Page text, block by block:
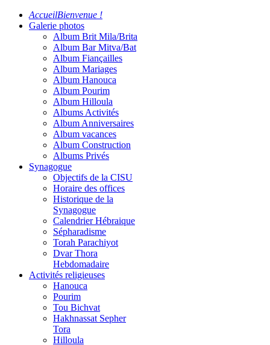
AccueilBienvenue !
Galerie photos
Album Brit Mila/Brita
Album Bar Mitva/Bat
Album Fiançailles
Album Mariages
Album Hanouca
Album Pourim
Album Hilloula
Albums Activités
Album Anniversaires
Album vacances
Album Construction
Albums Privés
Synagogue
Objectifs de la CISU
Horaire des offices
Historique de la
Synagogue
Calendrier Hébraique
Sépharadisme
Torah Parachiyot
Dvar Thora
Hebdomadaire
Activités religieuses
Hanouca
Pourim
Tou Bichvat
Hakhnassat Sepher
Tora
Hilloula